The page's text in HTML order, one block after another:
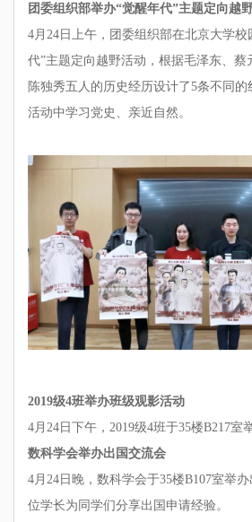
团委组织部举办“觉醒年代”主题定向越
4月24日上午，团委组织部在北京大学校
代”主题定向越野活动，根据毛泽东、蔡
陈独秀五人的历史经历设计了5条不同
活动中学习党史、亲近自然。
2019级4班举办班级观影活动
4月24日下午，2019级4班于35楼B217室
数科学会举办出国交流会
4月24日晚，数科学会于35楼B107室举
位学长为同学们分享出国申请经验。